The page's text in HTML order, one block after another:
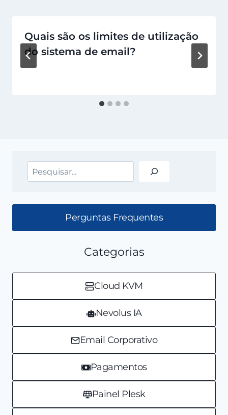
Quais são os limites de utilização
do sistema de email?
Pesquisar
Perguntas Frequentes
Categorias
Cloud KVM
Nevolus IA
Email Corporativo
Pagamentos
Painel Plesk